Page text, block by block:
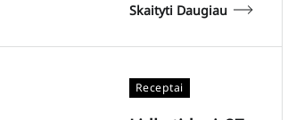
Skaityti Daugiau
Receptai